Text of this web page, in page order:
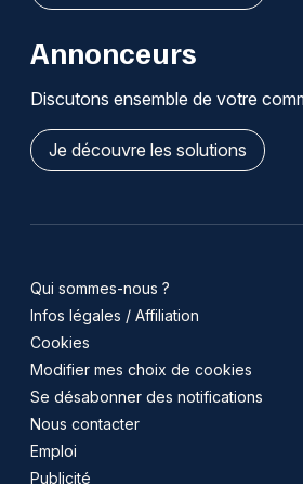
Annonceurs
Discutons ensemble de votre
Je découvre les solutions
Qui sommes-nous ?
Infos légales / Affiliation
Cookies
Modifier mes choix de cookies
Se désabonner des notifications
Nous contacter
Emploi
Publicité